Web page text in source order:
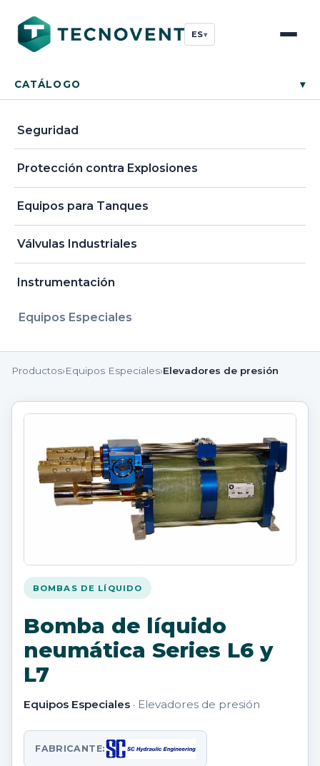
ES▾
CATÁLOGO ▾
Seguridad
Protección contra Explosiones
Equipos para Tanques
Válvulas Industriales
Instrumentación
Equipos Especiales
Productos›Equipos Especiales›Elevadores de presión
BOMBAS DE LÍQUIDO
Bomba de líquido
neumática Series L6 y
L7
Equipos Especiales · Elevadores de presión
FABRICANTE: